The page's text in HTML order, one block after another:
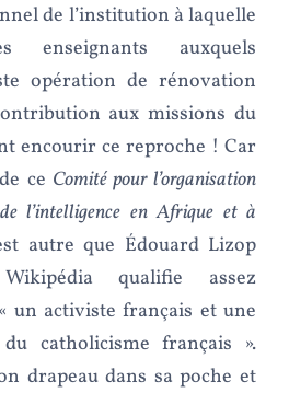
de l’institution à laquelle
enseignants auxquels
opération de rénovation
aux missions du
encourir ce reproche ! Car
ce Comité pour l’organisation
l’intelligence en Afrique et à
autre que Édouard Lizop
Wikipédia qualifie assez
un activiste français et une
catholicisme français ».
drapeau dans sa poche et